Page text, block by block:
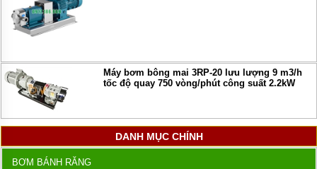
Máy bơm bông mai 3RP-20 lưu lượng 9 m3/h
tốc độ quay 750 vòng/phút công suất 2.2kW
DANH MỤC CHÍNH
BƠM BÁNH RĂNG